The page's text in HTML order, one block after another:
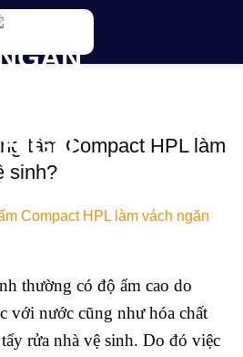
tấm Compact HPL làm
sinh?
thường có độ ẩm cao do
với nước cũng như hóa chất
rửa nhà vệ sinh. Do đó việc